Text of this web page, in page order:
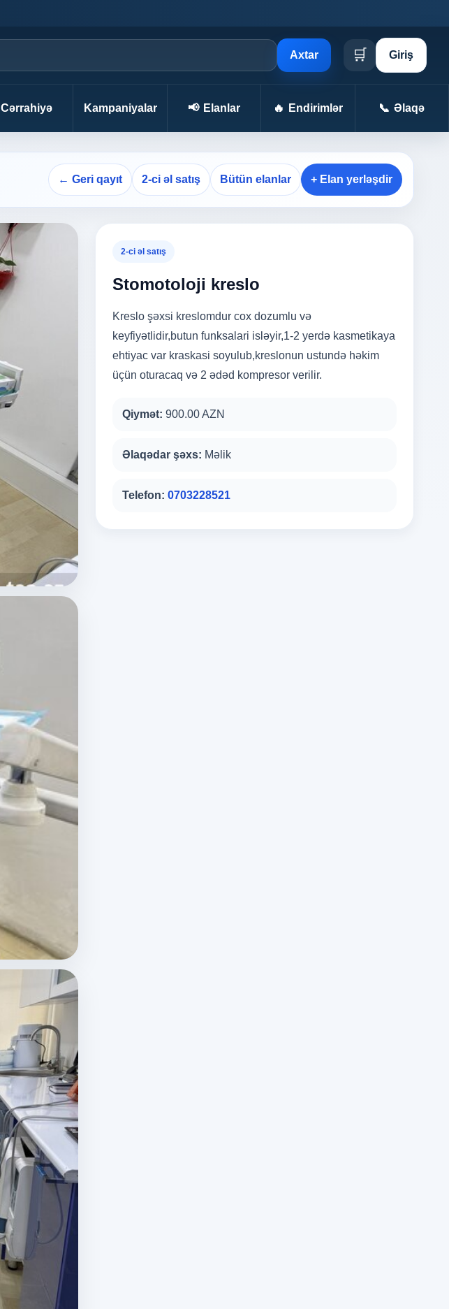
Axtar 🛒 Giriş
Cərrahiyə Kampaniyalar 📢 Elanlar 🔥 Endirimlər 📞 Əlaqə
← Geri qayıt 2-ci əl satış Bütün elanlar + Elan yerləşdir
2-ci əl satış
Stomotoloji kreslo
Kreslo şəxsi kreslomdur cox dozumlu və
keyfiyətlidir,butun funksalari isləyir,1-2 yerdə kasmetikaya
ehtiyac var kraskasi soyulub,kreslonun ustundə həkim
üçün oturacaq və 2 ədəd kompresor verilir.
Qiymət: 900.00 AZN
Əlaqədar şəxs: Məlik
Telefon: 0703228521